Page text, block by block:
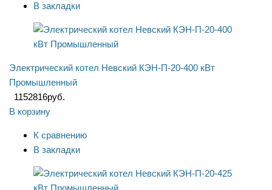
В закладки
Электрический котел Невский КЭН-П-20-400 кВт
Промышленный
1152816руб.
В корзину
К сравнению
В закладки